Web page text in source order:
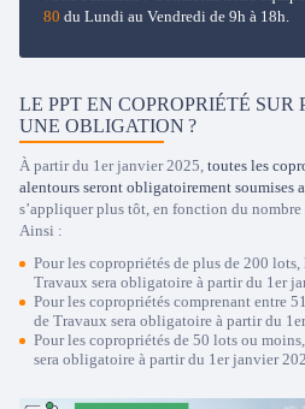
80 du Lundi au Vendredi de 9h à 18h.
LE PPT EN COPROPRIÉTÉ SUR
UNE OBLIGATION ?
À partir du 1er janvier 2025, toutes les
alentours seront obligatoirement soumises
s’appliquer plus tôt, en fonction du
Ainsi :
Pour les copropriétés de plus de 200
Travaux sera obligatoire à partir du 1er
Pour les copropriétés comprenant entre
de Travaux sera obligatoire à partir du
Pour les copropriétés de 50 lots ou
sera obligatoire à partir du 1er janvier